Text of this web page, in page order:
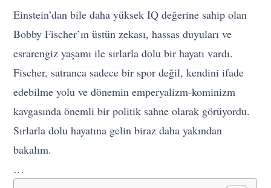
Einstein’dan bile daha yüksek IQ değerine sahip olan
Bobby Fischer’ın üstün zekası, hassas duyuları ve
esrarengiz yaşamı ile sırlarla dolu bir hayatı vardı.
Fischer, satranca sadece bir spor değil, kendini ifade
edebilme yolu ve dönemin emperyalizm-kominizm
kavgasında önemli bir politik sahne olarak görüyordu.
Sırlarla dolu hayatına gelin biraz daha yakından
bakalım.
…